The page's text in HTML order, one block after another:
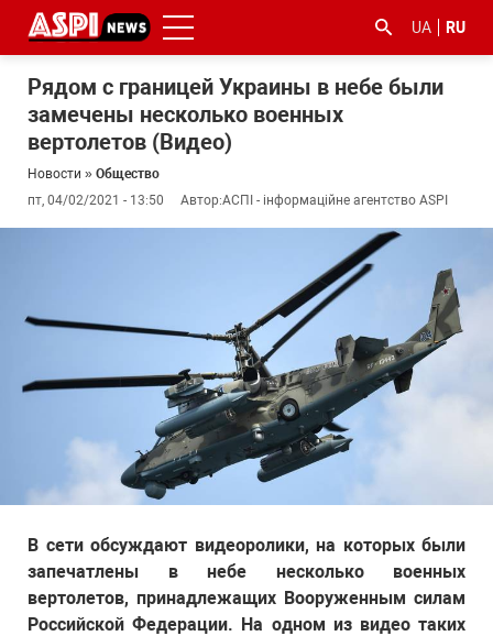
UA RU
Рядом с границей Украины в небе были
замечены несколько военных
вертолетов (Видео)
Новости » Общество
пт, 04/02/2021 - 13:50
Автор:АСПІ - інформаційне агентство ASPI
В сети обсуждают видеоролики, на которых были
запечатлены в небе несколько военных
вертолетов, принадлежащих Вооруженным силам
Российской Федерации. На одном из видео таких
#коронавірус